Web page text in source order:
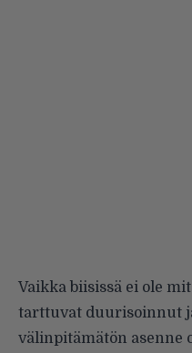
Vaikka biisissä ei ole
tarttuvat duurisoinnut
välinpitämätön asenne